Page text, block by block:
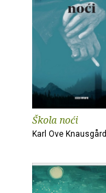
Škola noći
Karl Ove Knausgård